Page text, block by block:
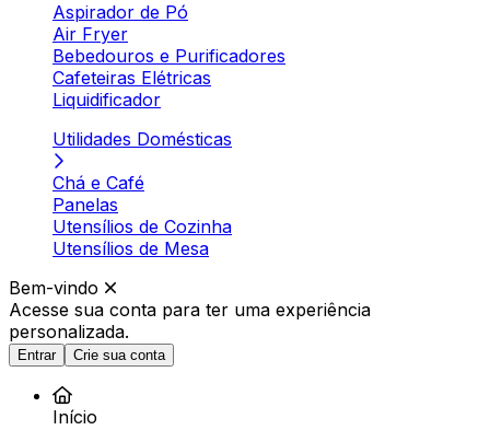
Aspirador de Pó
Air Fryer
Bebedouros e Purificadores
Cafeteiras Elétricas
Liquidificador
Utilidades Domésticas
Chá e Café
Panelas
Utensílios de Cozinha
Utensílios de Mesa
Bem-vindo
Acesse sua conta para ter uma experiência
personalizada.
Entrar Crie sua conta
Início